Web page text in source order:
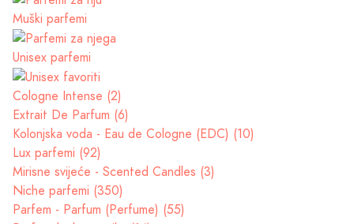
Muški parfemi
Unisex parfemi
Cologne Intense (2)
Extrait De Parfum (6)
Kolonjska voda - Eau de Cologne (EDC) (10)
Lux parfemi (92)
Mirisne svijeće - Scented Candles (3)
Niche parfemi (350)
Parfem - Parfum (Perfume) (55)